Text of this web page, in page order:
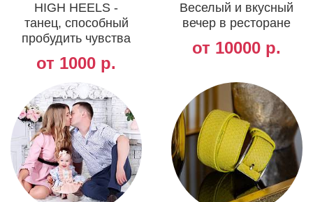
HIGH HEELS -
танец, способный
пробудить чувства
от 1000 р.
Веселый и вкусный
вечер в ресторане
от 10000 р.